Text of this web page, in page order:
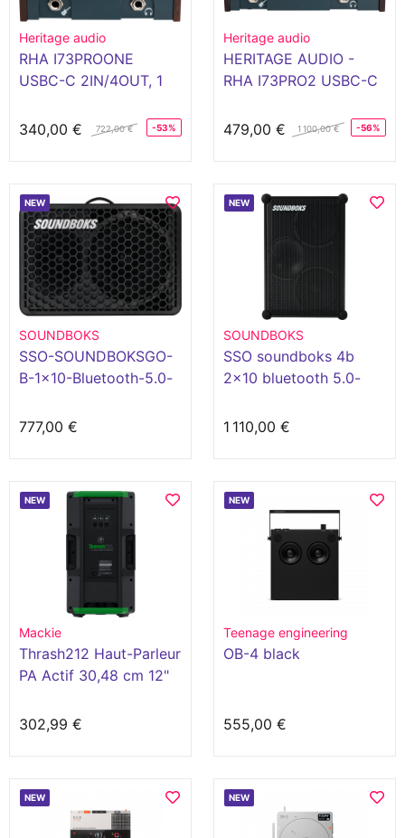
Heritage audio
RHA I73PROONE
USBC-C 2IN/4OUT, 1
A
340,00 € 722,00 € -53%
Heritage audio
HERITAGE AUDIO -
RHA I73PRO2 USBC-C
Style 73 Class A
479,00 € 1 100,00 € -56%
NEW
SOUNDBOKS
SSO-SOUNDBOKSGO-
B-1x10-Bluetooth-5.0-
noire
777,00 €
NEW
SOUNDBOKS
SSO soundboks 4b
2x10 bluetooth 5.0-
noire
1 110,00 €
NEW
Mackie
Thrash212 Haut-Parleur
PA Actif 30,48 cm 12"
302,99 €
NEW
Teenage engineering
OB-4 black
555,00 €
NEW NEW